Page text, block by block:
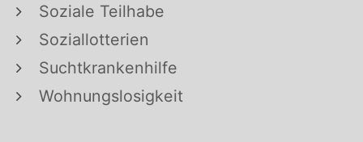
Soziale Teilhabe
Soziallotterien
Suchtkrankenhilfe
Wohnungslosigkeit